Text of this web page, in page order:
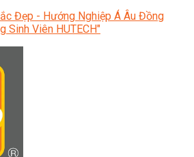
Đẹp - Hướng Nghiệp Á Âu Đồng
Sinh Viên HUTECH"